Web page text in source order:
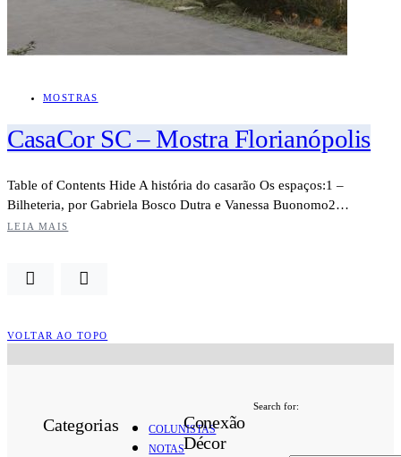
MOSTRAS
CasaCor SC – Mostra Florianópolis
Table of Contents Hide A história do casarão Os espaços:1 –
Bilheteria, por Gabriela Bosco Dutra e Vanessa Buonomo2…
LEIA MAIS
VOLTAR AO TOPO
Categorias
COLUNISTAS
NOTAS
Conexão
Décor
Search for: